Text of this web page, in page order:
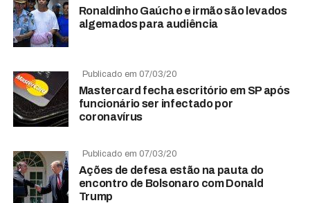
Ronaldinho Gaúcho e irmão são levados
algemados para audiência
Publicado em 07/03/20
Mastercard fecha escritório em SP após
funcionário ser infectado por
coronavírus
Publicado em 07/03/20
Ações de defesa estão na pauta do
encontro de Bolsonaro com Donald
Trump